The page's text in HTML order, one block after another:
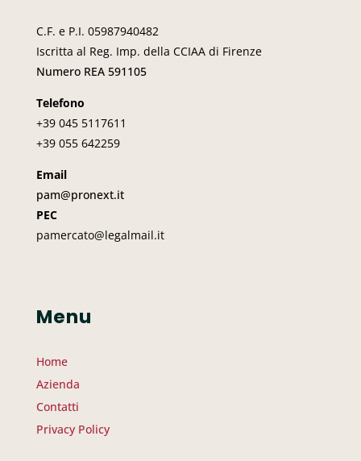
C.F. e P.I. 05987940482
Iscritta al Reg. Imp. della CCIAA di Firenze
Numero REA 591105
Telefono
+39 045 5117611
+39 055 642259
Email
pam@pronext.it
PEC
pamercato@legalmail.it
Menu
Home
Azienda
Contatti
Privacy Policy